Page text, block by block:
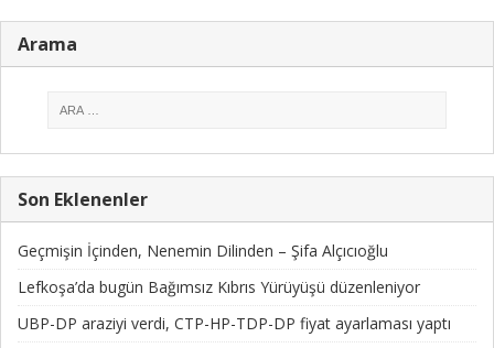
Arama
Son Eklenenler
Geçmişin İçinden, Nenemin Dilinden – Şifa Alçıcıoğlu
Lefkoşa’da bugün Bağımsız Kıbrıs Yürüyüşü düzenleniyor
UBP-DP araziyi verdi, CTP-HP-TDP-DP fiyat ayarlaması yaptı